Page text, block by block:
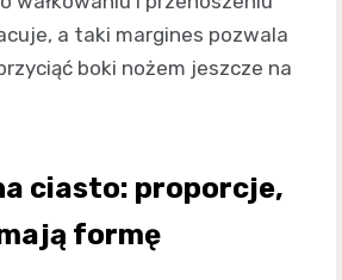
a taki margines pozwala
boki nożem jeszcze na
ciasto: proporcje,
formę